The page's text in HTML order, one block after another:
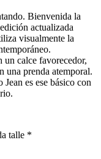
Bienvenida la
actualizada
visualmente la
un calce favorecedor,
una prenda atemporal.
es ese básico con
talle *